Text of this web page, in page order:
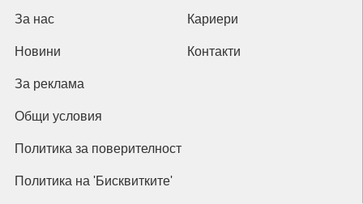
За нас Кариери
Новини Контакти
За реклама
Общи условия
Политика за поверителност
Политика на 'Бисквитките'